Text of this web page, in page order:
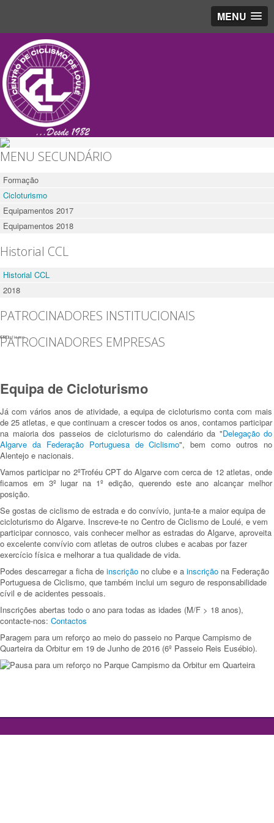
MENU
.
MENU SECUNDÁRIO
Formação
Cicloturismo
Equipamentos 2017
Equipamentos 2018
Historial CCL
Historial CCL
2018
PATROCINADORES INSTITUCIONAIS
FPCiclismo
CML
PATROCINADORES EMPRESAS
Equipa de Cicloturismo
Já com vários anos de atividade, a equipa de cicloturismo conta com mais
de 25 atletas, e que continuam a crescer todos os anos, contamos participar
na maioria dos passeios de cicloturismo do calendário da "Delegação do
Algarve da Federação Portuguesa de Ciclismo", bem como outros no
Alentejo e nacionais.
Vamos participar no 2ºTroféu CPT do Algarve com cerca de 12 atletas, onde
ficamos em 3º lugar na 1º edição, querendo este ano alcançar melhor
posição.
Se gostas de ciclismo de estrada e do convívio, junta-te a maior equipa de
cicloturismo do Algarve. Inscreve-te no Centro de Ciclismo de Loulé, e vem
participar connosco, vais conhecer melhor as estradas do Algarve, aproveita
o excelente convívio com atletas de outros clubes e acabas por fazer
exercício física e melhorar a tua qualidade de vida.
Podes descarregar a ficha de inscrição no clube e a inscrição na Federação
Portuguesa de Ciclismo, que também inclui um seguro de responsabilidade
cívil e de acidentes pessoais.
Inscrições abertas todo o ano para todas as idades (M/F > 18 anos),
contacte-nos: Contactos
Paragem para um reforço ao meio do passeio no Parque Campismo de
Quarteira da Orbitur em 19 de Junho de 2016 (6º Passeio Reis Eusébio).